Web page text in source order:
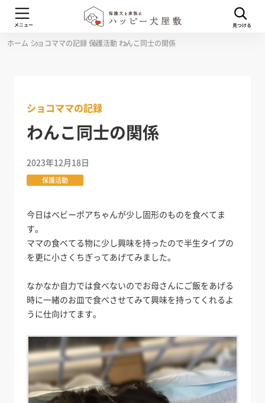
ホーム ショコママの記録保護活動 わんこ同士の関係
ショコママの記録
わんこ同士の関係
2023年12月18日
保護活動
今日はベビーポアちゃんが少し固形のものを食べてま
す。
ママの食べてる物に少し興味を持ったので半生タイプの
を更に小さくちぎってあげてみました。
なかなか自力では食べないのでお母さんにご飯をあげる
時に一緒のお皿で食べさせてみて興味を持ってくれるよ
うに仕向けてます。